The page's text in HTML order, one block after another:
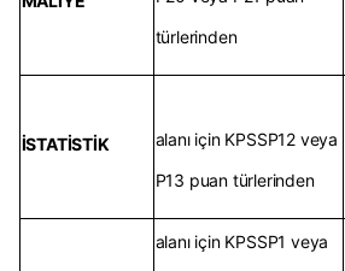
türlerinden
İSTATİSTİK
alanı için KPSSP12 veya
P13 puan türlerinden
alanı için KPSSP1 veya